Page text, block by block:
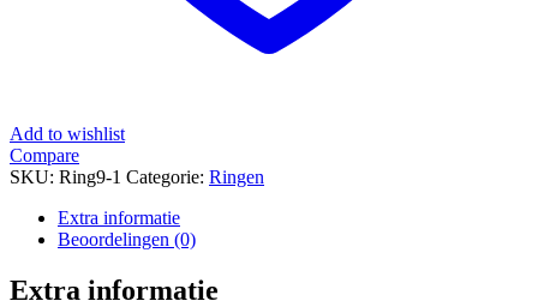
Add to wishlist
Compare
SKU: Ring9-1 Categorie: Ringen
Extra informatie
Beoordelingen (0)
Extra informatie